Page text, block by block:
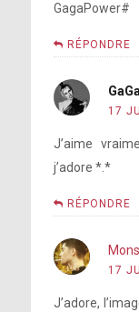
GagaPower#
RÉPONDRE
17
J’aime
j’adore *.*
RÉPONDRE
17
J’adore,